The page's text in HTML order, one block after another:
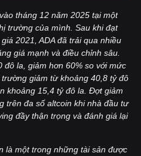
tháng 12 năm 2025 tại một
trường của mình. Sau khi đạt
2021, ADA đã trải qua nhiều
giá mạnh và điều chỉnh sâu.
đô la, giảm hơn 60% so với mức
giảm từ khoảng 40,8 tỷ đô
khoảng 15,4 tỷ đô la. Đợt giảm
trên đa số altcoin khi nhà đầu tư
đầy thận trọng và đánh giá lại
là một trong những tài sản được